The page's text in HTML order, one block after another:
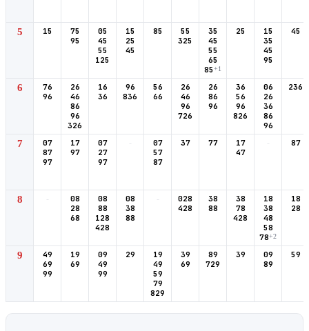
5 15
75
95
05
45
55
125
15
25
45
85
55
325
35
45
55
65
85+1
25
15
35
45
95
45
6
76
96
26
46
86
96
326
16
36
96
836
56
66
26
46
96
726
26
86
96
36
56
96
826
06
26
36
86
96
236
7
07
87
97
17
97
07
27
97
-
07
57
87
37 77
17
47
- 87
8 -
08
28
68
08
88
128
428
08
38
88
-
028
428
38
88
38
78
428
18
38
48
58
78+2
18
28
9
49
69
99
19
69
09
49
99
29
19
49
59
79
829
39
69
89
729
39
09
89
59